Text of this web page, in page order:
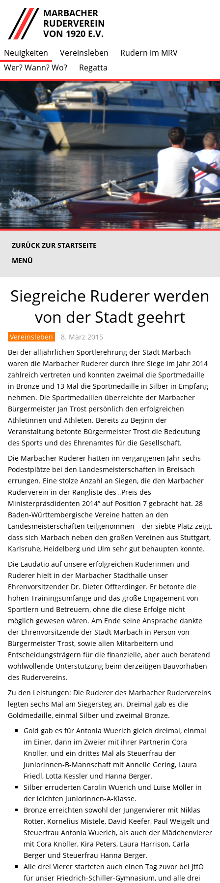
MARBACHER
RUDERVEREIN
VON 1920 E.V.
Neuigkeiten Vereinsleben
Rudern im MRV
Wer? Wann? Wo?
Regatta
ZURÜCK ZUR STARTSEITE
MENÜ
Siegreiche Ruderer werden
von der Stadt geehrt
Vereinsleben
8. März 2015
Bei der alljährlichen Sportlerehrung der Stadt Marbach
waren die Marbacher Ruderer durch ihre Siege im Jahr 2014
zahlreich vertreten und konnten zweimal die Sportmedaille
in Bronze und 13 Mal die Sportmedaille in Silber in Empfang
nehmen. Die Sportmedaillen überreichte der Marbacher
Bürgermeister Jan Trost persönlich den erfolgreichen
Athletinnen und Athleten. Bereits zu Beginn der
Veranstaltung betonte Bürgermeister Trost die Bedeutung
des Sports und des Ehrenamtes für die Gesellschaft.
Die Marbacher Ruderer hatten im vergangenen Jahr sechs
Podestplätze bei den Landesmeisterschaften in Breisach
errungen. Eine stolze Anzahl an Siegen, die den Marbacher
Ruderverein in der Rangliste des „Preis des
Ministerpräsdidenten 2014“ auf Position 7 gebracht hat. 28
Baden-Württembergische Vereine hatten an den
Landesmeisterschaften teilgenommen – der siebte Platz zeigt,
dass sich Marbach neben den großen Vereinen aus Stuttgart,
Karlsruhe, Heidelberg und Ulm sehr gut behaupten konnte.
Die Laudatio auf unsere erfolgreichen Ruderinnen und
Ruderer hielt in der Marbacher Stadthalle unser
Ehrenvorsitzender Dr. Dieter Offterdinger. Er betonte die
hohen Trainingsumfänge und das große Engagement von
Sportlern und Betreuern, ohne die diese Erfolge nicht
möglich gewesen wären. Am Ende seine Ansprache dankte
der Ehrenvorsitzende der Stadt Marbach in Person von
Bürgermeister Trost, sowie allen Mitarbeitern und
Entscheidungsträgern für die finanzielle, aber auch beratend
wohlwollende Unterstützung beim derzeitigen Bauvorhaben
des Rudervereins.
Zu den Leistungen: Die Ruderer des Marbacher Rudervereins
legten sechs Mal am Siegersteg an. Dreimal gab es die
Goldmedaille, einmal Silber und zweimal Bronze.
Gold gab es für Antonia Wuerich gleich dreimal, einmal
im Einer, dann im Zweier mit ihrer Partnerin Cora
Knöller, und ein drittes Mal als Steuerfrau der
Juniorinnen-B-Mannschaft mit Annelie Gering, Laura
Friedl, Lotta Kessler und Hanna Berger.
Silber erruderten Carolin Wuerich und Luise Möller in
der leichten Juniorinnen-A-Klasse.
Bronze erreichten sowohl der Jungenvierer mit Niklas
Rotter, Kornelius Mistele, David Keefer, Paul Weigelt und
Steuerfrau Antonia Wuerich, als auch der Mädchenvierer
mit Cora Knöller, Kira Peters, Laura Harrison, Carla
Berger und Steuerfrau Hanna Berger.
Alle drei Vierer starteten auch einen Tag zuvor bei JtfO
für unser Friedrich-Schiller-Gymnasium, und alle drei